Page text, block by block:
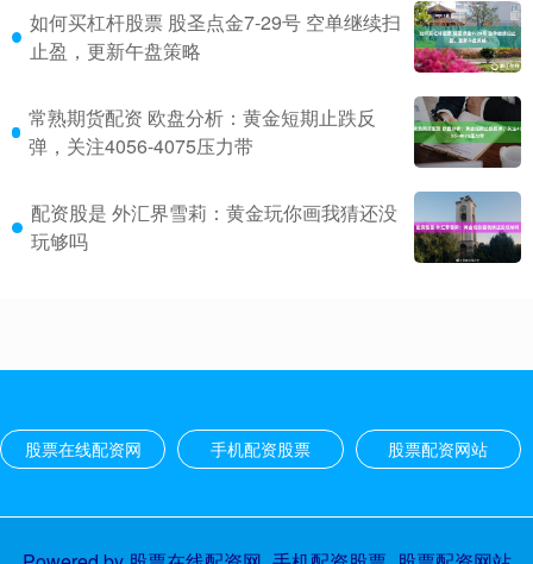
如何买杠杆股票 股圣点金7-29号 空单继续扫
止盈，更新午盘策略
常熟期货配资 欧盘分析：黄金短期止跌反
弹，关注4056-4075压力带
配资股是 外汇界雪莉：黄金玩你画我猜还没
玩够吗
股票在线配资网 手机配资股票 股票配资网站